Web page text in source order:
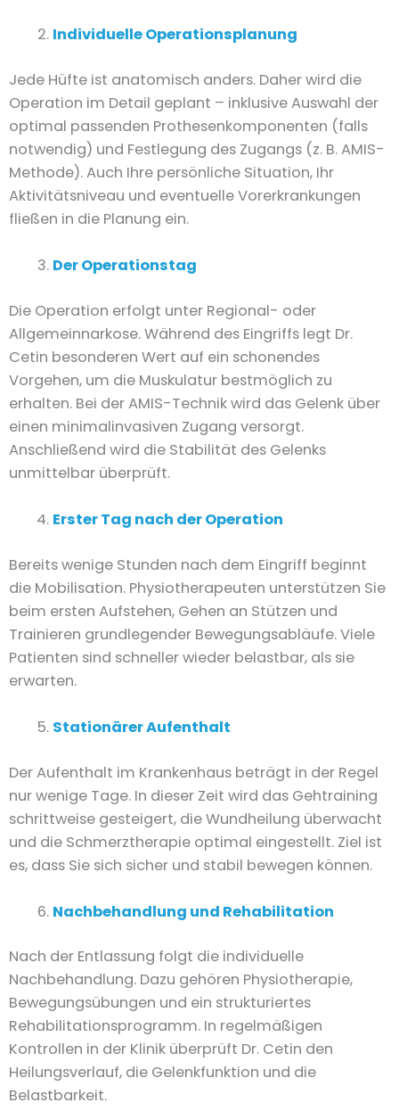
Individuelle Operationsplanung
Jede Hüfte ist anatomisch anders. Daher wird die
Operation im Detail geplant – inklusive Auswahl der
optimal passenden Prothesenkomponenten (falls
notwendig) und Festlegung des Zugangs (z. B. AMIS-
Methode). Auch Ihre persönliche Situation, Ihr
Aktivitätsniveau und eventuelle Vorerkrankungen
fließen in die Planung ein.
Der Operationstag
Die Operation erfolgt unter Regional- oder
Allgemeinnarkose. Während des Eingriffs legt Dr.
Cetin besonderen Wert auf ein schonendes
Vorgehen, um die Muskulatur bestmöglich zu
erhalten. Bei der AMIS-Technik wird das Gelenk über
einen minimalinvasiven Zugang versorgt.
Anschließend wird die Stabilität des Gelenks
unmittelbar überprüft.
Erster Tag nach der Operation
Bereits wenige Stunden nach dem Eingriff beginnt
die Mobilisation. Physiotherapeuten unterstützen Sie
beim ersten Aufstehen, Gehen an Stützen und
Trainieren grundlegender Bewegungsabläufe. Viele
Patienten sind schneller wieder belastbar, als sie
erwarten.
Stationärer Aufenthalt
Der Aufenthalt im Krankenhaus beträgt in der Regel
nur wenige Tage. In dieser Zeit wird das Gehtraining
schrittweise gesteigert, die Wundheilung überwacht
und die Schmerztherapie optimal eingestellt. Ziel ist
es, dass Sie sich sicher und stabil bewegen können.
Nachbehandlung und Rehabilitation
Nach der Entlassung folgt die individuelle
Nachbehandlung. Dazu gehören Physiotherapie,
Bewegungsübungen und ein strukturiertes
Rehabilitationsprogramm. In regelmäßigen
Kontrollen in der Klinik überprüft Dr. Cetin den
Heilungsverlauf, die Gelenkfunktion und die
Belastbarkeit.